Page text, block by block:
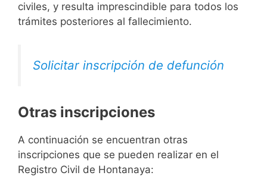
civiles, y resulta imprescindible para todos los
trámites posteriores al fallecimiento.
Solicitar inscripción de defunción
Otras inscripciones
A continuación se encuentran otras
inscripciones que se pueden realizar en el
Registro Civil de Hontanaya: